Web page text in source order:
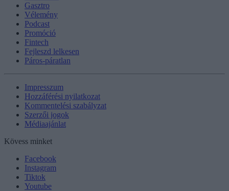
Gasztro
Vélemény
Podcast
Promóció
Fintech
Fejleszd lelkesen
Páros-páratlan
Impresszum
Hozzáférési nyilatkozat
Kommentelési szabályzat
Szerzői jogok
Médiaajánlat
Kövess minket
Facebook
Instagram
Tiktok
Youtube